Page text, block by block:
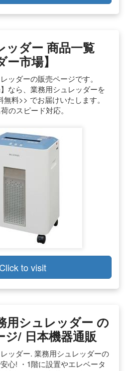
ッダー 商品一覧
ー市場】
ッダーの販売ページです。
なら、業務用シュレッダーを
料>> でお届けいたします。
のスピード対応。
Click to visit
用シュレッダー の
ジ/ 日本機器通販
ッダー. 業務用シュレッダーの
心! ・1階に設置やエレベータ